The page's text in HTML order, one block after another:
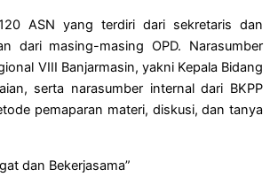
ASN yang terdiri dari sekretaris dan
dari masing-masing OPD. Narasumber
VIII Banjarmasin, yakni Kepala Bidang
serta narasumber internal dari BKPP
pemaparan materi, diskusi, dan tanya
dan Bekerjasama”